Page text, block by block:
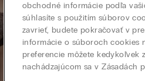
obchodné informácie podľa
súhlasíte s použitím súborov
zavrieť, budete pokračovať v
informácie o súboroch cookies
preferencie môžete kedykoľvek
nachádzajúcom sa v Zásadách